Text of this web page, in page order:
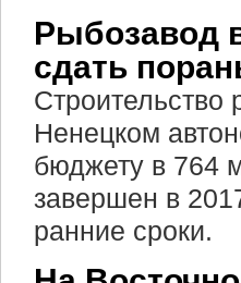
Рыбозавод
сдать
Ненецком
бюджету в 764
завершен в
ранние сроки.